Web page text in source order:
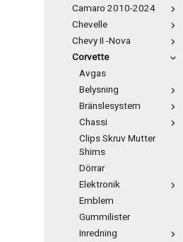
Camaro 2010-2024
Chevelle
Chevy II -Nova
Corvette
Avgas
Belysning
Bränslesystem
Chassi
Clips Skruv Mutter
Shims
Dörrar
Elektronik
Emblem
Gummilister
Inredning